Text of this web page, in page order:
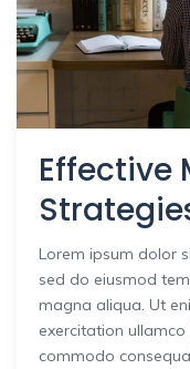
Effective
Lorem ipsum dolor
sed do eiusmod
magna aliqua. Ut
exercitation
commodo